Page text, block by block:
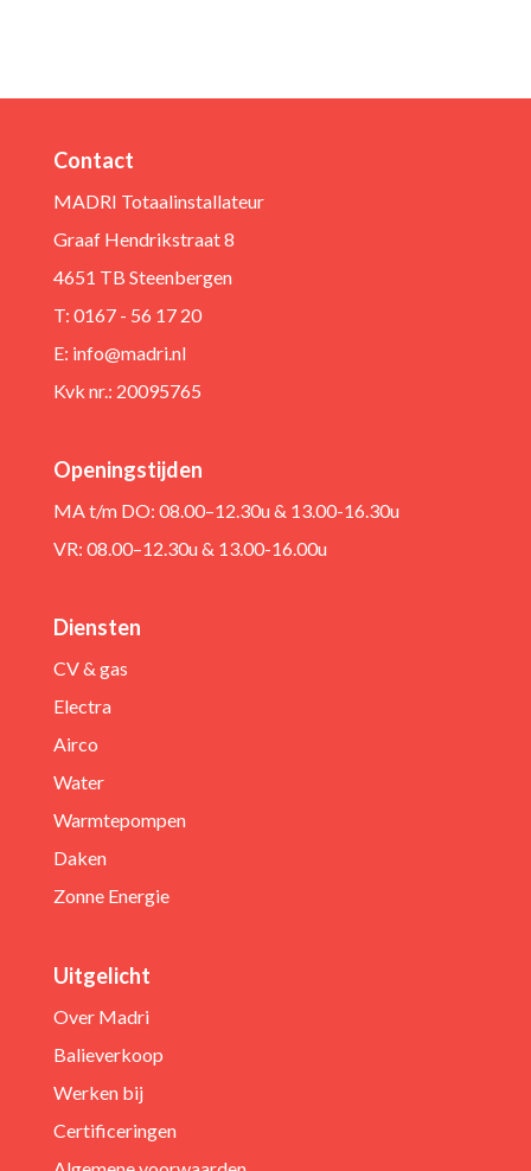
Contact
MADRI Totaalinstallateur
Graaf Hendrikstraat 8
4651 TB Steenbergen
T: 0167 - 56 17 20
E: info@madri.nl
Kvk nr.: 20095765
Openingstijden
MA t/m DO: 08.00–12.30u & 13.00-16.30u
VR: 08.00–12.30u & 13.00-16.00u
Diensten
CV & gas
Electra
Airco
Water
Warmtepompen
Daken
Zonne Energie
Uitgelicht
Over Madri
Balieverkoop
Werken bij
Certificeringen